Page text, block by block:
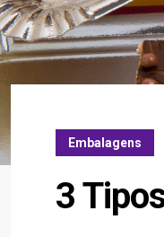
Embalagens
3